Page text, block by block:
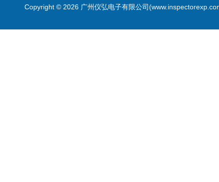
Copyright © 2026 广州仪弘电子有限公司